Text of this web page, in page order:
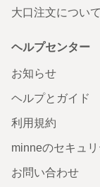
大口注文について
ヘルプセンター
お知らせ
ヘルプとガイド
利用規約
minneのセキュリ
お問い合わせ